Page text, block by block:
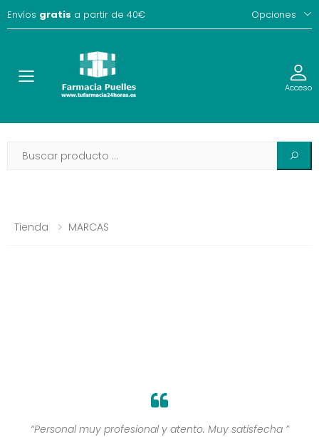
Envíos gratis a partir de 40€ Opciones
Toggle Acceso
Tienda MARCAS
“Personal muy profesional y atento. Muy satisfecha ”